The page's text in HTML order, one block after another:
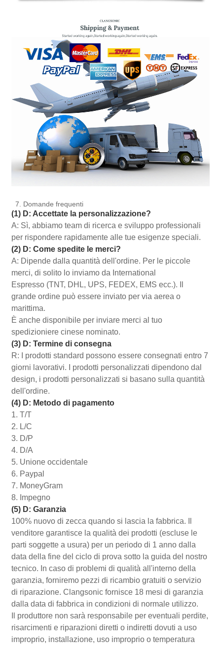
7. Domande frequenti
(1) D: Accettate la personalizzazione?
A: Sì, abbiamo team di ricerca e sviluppo professionali
per rispondere rapidamente alle tue esigenze speciali.
(2) D: Come spedite le merci?
A: Dipende dalla quantità dell'ordine. Per le piccole
merci, di solito lo inviamo da International
Espresso (TNT, DHL, UPS, FEDEX, EMS ecc.). Il
grande ordine può essere inviato per via aerea o
marittima.
È anche disponibile per inviare merci al tuo
spedizioniere cinese nominato.
(3) D: Termine di consegna
R: I prodotti standard possono essere consegnati entro 7
giorni lavorativi. I prodotti personalizzati dipendono dal
design, i prodotti personalizzati si basano sulla quantità
dell'ordine.
(4) D: Metodo di pagamento
1. T/T
2. L/C
3. D/P
4. D/A
5. Unione occidentale
6. Paypal
7. MoneyGram
8. Impegno
(5) D: Garanzia
100% nuovo di zecca quando si lascia la fabbrica. Il
venditore garantisce la qualità dei prodotti (escluse le
parti soggette a usura) per un periodo di 1 anno dalla
data della fine del ciclo di prova sotto la guida del nostro
tecnico. In caso di problemi di qualità all'interno della
garanzia, forniremo pezzi di ricambio gratuiti o servizio
di riparazione. Clangsonic fornisce 18 mesi di garanzia
dalla data di fabbrica in condizioni di normale utilizzo.
Il produttore non sarà responsabile per eventuali perdite,
risarcimenti e riparazioni diretti o indiretti dovuti a uso
improprio, installazione, uso improprio o temperatura